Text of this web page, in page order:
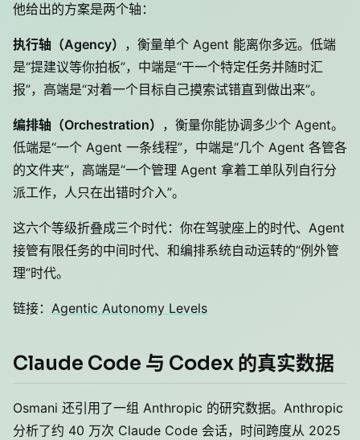
他给出的方案是两个轴：
执行轴（Agency） ，衡量单个 Agent 能离你多远。低端
是“提建议等你拍板”，中端是“干一个特定任务并随时汇
报”，高端是“对着一个目标自己摸索试错直到做出来”。
编排轴（Orchestration） ，衡量你能协调多少个 Agent。
低端是“一个 Agent 一条线程”，中端是“几个 Agent 各管各
的文件夹”，高端是“一个管理 Agent 拿着工单队列自行分
派工作，人只在出错时介入”。
这六个等级折叠成三个时代：你在驾驶座上的时代、Agent
接管有限任务的中间时代、和编排系统自动运转的“例外管
理”时代。
链接： Agentic Autonomy Levels
Claude Code 与 Codex 的真实数据
Osmani 还引用了一组 Anthropic 的研究数据。Anthropic
分析了约 40 万次 Claude Code 会话，时间跨度从 2025